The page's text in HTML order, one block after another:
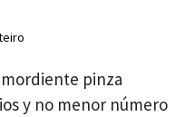
pinza
y no menor número